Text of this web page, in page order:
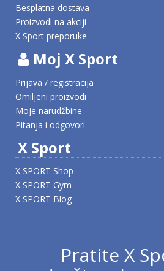
Besplatna dostava
Proizvodi na akciji
X Sport preporuke
Moj X Sport
Prijava / registracija
Omiljeni proizvodi
Moje narudžbine
Pitanja i odgovori
X Sport
X SPORT Shop
X SPORT Gym
X SPORT Blog
Pratite X